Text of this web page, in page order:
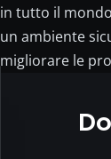
in tutto il
un ambiente
migliorare le